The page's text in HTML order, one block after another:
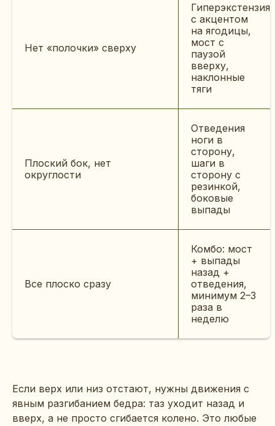
Нет «полочки» сверху
Гиперэкстензия
с акцентом
на ягодицы,
мост с
паузой
вверху,
наклонные
тяги
Плоский бок, нет
округлости
Отведения
ноги в
сторону,
шаги в
сторону с
резинкой,
боковые
выпады
Все плоско сразу
Комбо: мост
+ выпады
назад +
отведения,
минимум 2–3
раза в
неделю
Если верх или низ отстают, нужны движения с
явным разгибанием бедра: таз уходит назад и
вверх, а не просто сгибается колено. Это любые